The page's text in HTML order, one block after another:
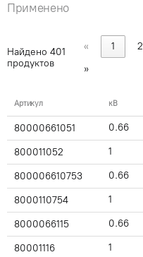
Применено
Найдено 401
продуктов
« 1 2
»
Артикул кВ
80000661051 0.66
800011052 1
800006610753 0.66
8000110754 1
8000066115 0.66
80001116 1